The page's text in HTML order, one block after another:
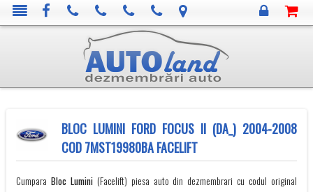
BLOC LUMINI FORD FOCUS II (DA_) 2004-2008
COD 7MST19980BA FACELIFT
Cumpara Bloc Lumini(Facelift) piesa auto din dezmembrari cu codul original